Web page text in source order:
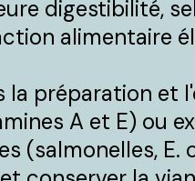
digestibilité,
alimentaire
la préparation et
A et E) ou
(salmonelles, E.